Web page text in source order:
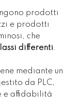
prodotti
e prodotti
che
differenti.
mediante un
da PLC,
e affidabilità